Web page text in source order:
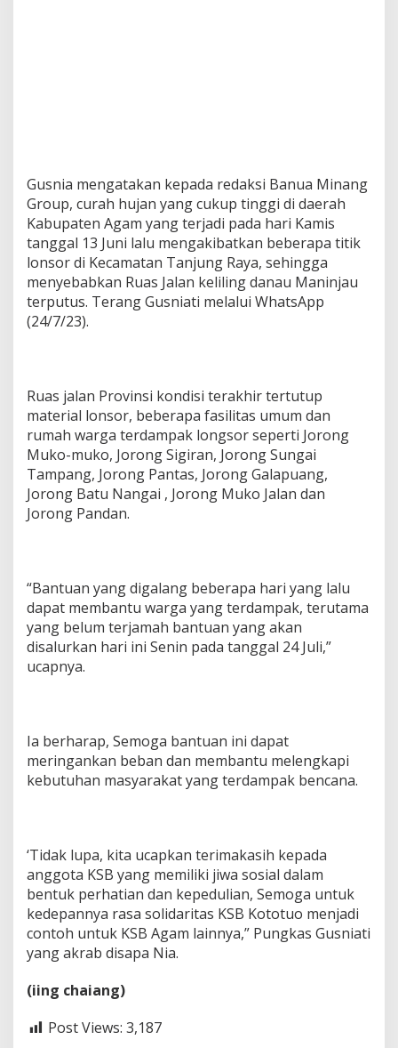
Gusnia mengatakan kepada redaksi Banua Minang
Group, curah hujan yang cukup tinggi di daerah
Kabupaten Agam yang terjadi pada hari Kamis
tanggal 13 Juni lalu mengakibatkan beberapa titik
lonsor di Kecamatan Tanjung Raya, sehingga
menyebabkan Ruas Jalan keliling danau Maninjau
terputus. Terang Gusniati melalui WhatsApp
(24/7/23).
Ruas jalan Provinsi kondisi terakhir tertutup
material lonsor, beberapa fasilitas umum dan
rumah warga terdampak longsor seperti Jorong
Muko-muko, Jorong Sigiran, Jorong Sungai
Tampang, Jorong Pantas, Jorong Galapuang,
Jorong Batu Nangai , Jorong Muko Jalan dan
Jorong Pandan.
“Bantuan yang digalang beberapa hari yang lalu
dapat membantu warga yang terdampak, terutama
yang belum terjamah bantuan yang akan
disalurkan hari ini Senin pada tanggal 24 Juli,”
ucapnya.
Ia berharap, Semoga bantuan ini dapat
meringankan beban dan membantu melengkapi
kebutuhan masyarakat yang terdampak bencana.
‘Tidak lupa, kita ucapkan terimakasih kepada
anggota KSB yang memiliki jiwa sosial dalam
bentuk perhatian dan kepedulian, Semoga untuk
kedepannya rasa solidaritas KSB Kototuo menjadi
contoh untuk KSB Agam lainnya,” Pungkas Gusniati
yang akrab disapa Nia.
(iing chaiang)
Post Views: 3,187